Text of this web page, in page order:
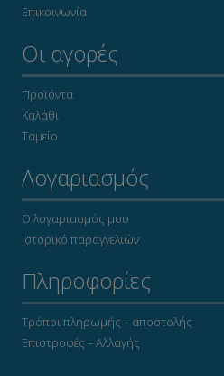
Επικοινωνία
Οι αγορές
Προϊόντα
Καλάθι
Ταμείο
Λογαριασμός
Ο λογαριασμός μου
Ιστορικό παραγγελιών
Πληροφορίες
Τρόποι πληρωμής – αποστολής
Επιστροφές – Αλλαγής